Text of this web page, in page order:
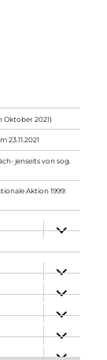
Oktober 2021)
jenseits von sog.
Aktion 1999:
anzeigen
anzeigen
anzeigen
anzeigen
anzeigen